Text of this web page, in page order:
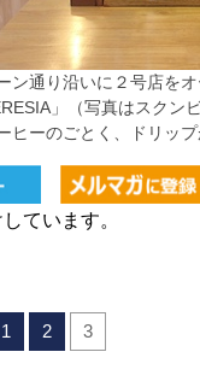
ン通り沿いに２号店を
」（写真はスクン
ヒーのごとく、ドリッ
ています。
1 2 3